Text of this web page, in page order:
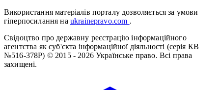
Використання матеріалів порталу дозволяється за умови
гіперпосилання на ukrainepravo.com .
Свідоцтво про державну реєстрацію інформаційного
агентства як суб'єкта інформаційної діяльності (серія КВ
№516-378Р) © 2015 - 2026 Українське право. Всі права
захищені.